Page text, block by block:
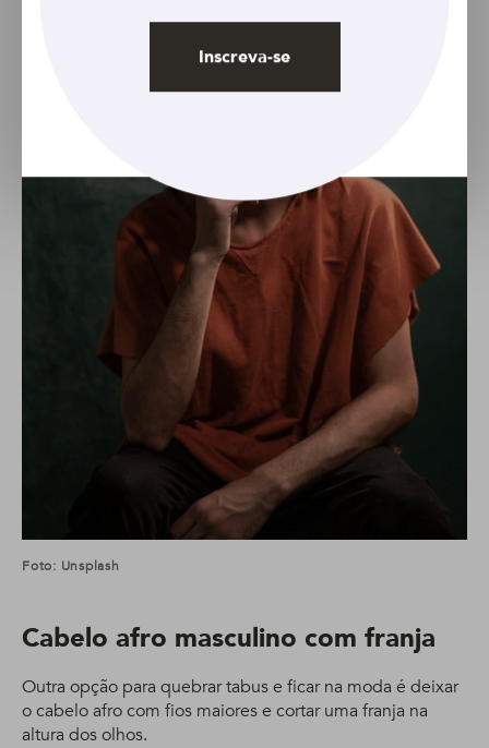
Foto: Unsplash
Cabelo afro masculino com franja
Outra opção para quebrar tabus e ficar na moda é deixar
o cabelo afro com fios maiores e cortar uma franja na
altura dos olhos.
Inscreva-se